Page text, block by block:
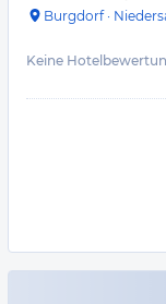
Burgdorf·
Keine